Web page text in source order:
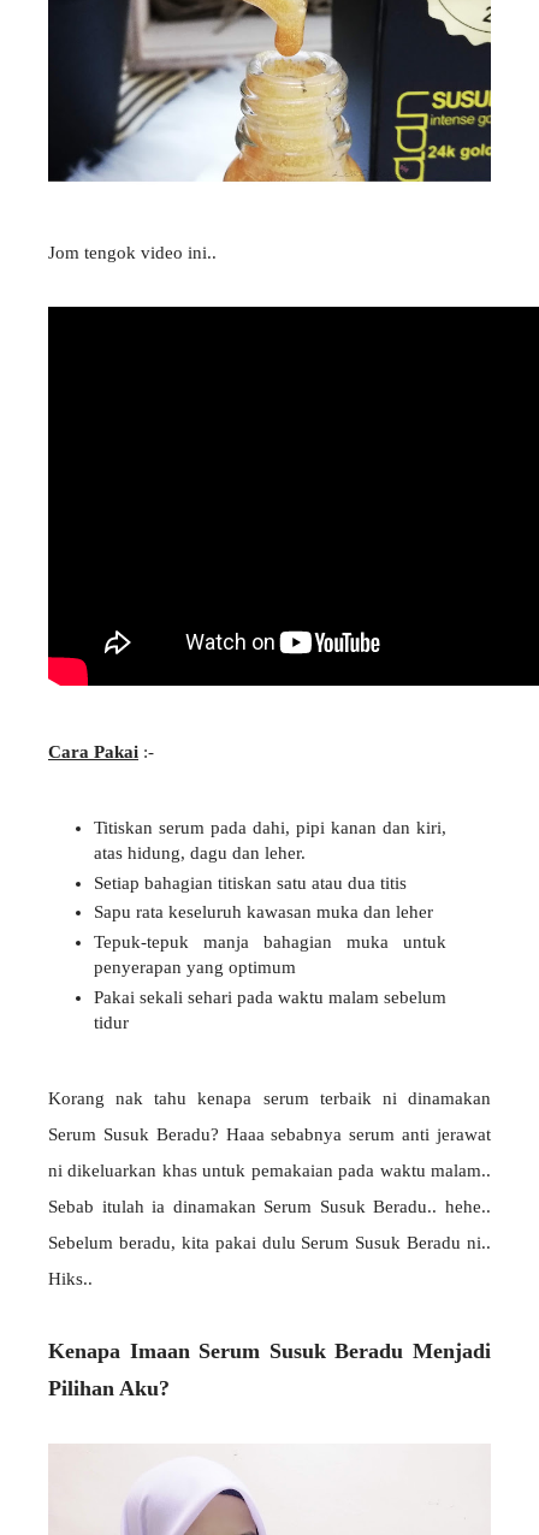
Jom tengok video ini..
Cara Pakai :-
Titiskan serum pada dahi, pipi kanan dan kiri,
atas hidung, dagu dan leher.
Setiap bahagian titiskan satu atau dua titis
Sapu rata keseluruh kawasan muka dan leher
Tepuk-tepuk manja bahagian muka untuk
penyerapan yang optimum
Pakai sekali sehari pada waktu malam sebelum
tidur
Korang nak tahu kenapa serum terbaik ni dinamakan
Serum Susuk Beradu? Haaa sebabnya serum anti jerawat
ni dikeluarkan khas untuk pemakaian pada waktu malam..
Sebab itulah ia dinamakan Serum Susuk Beradu.. hehe..
Sebelum beradu, kita pakai dulu Serum Susuk Beradu ni..
Hiks..
Kenapa Imaan Serum Susuk Beradu Menjadi
Pilihan Aku?